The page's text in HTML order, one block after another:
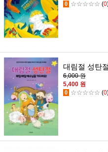
0 ☆☆☆☆☆ (0
대림절 성탄
6,000 원
5,400 원
0 ☆☆☆☆☆ (0